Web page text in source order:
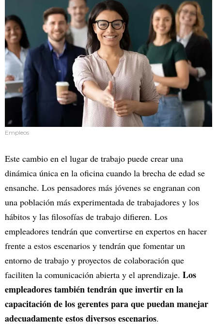
Empleos
Este cambio en el lugar de trabajo puede crear una
dinámica única en la oficina cuando la brecha de edad se
ensanche. Los pensadores más jóvenes se engranan con
una población más experimentada de trabajadores y los
hábitos y las filosofías de trabajo difieren. Los
empleadores tendrán que convertirse en expertos en hacer
frente a estos escenarios y tendrán que fomentar un
entorno de trabajo y proyectos de colaboración que
faciliten la comunicación abierta y el aprendizaje. Los
empleadores también tendrán que invertir en la
capacitación de los gerentes para que puedan manejar
adecuadamente estos diversos escenarios.